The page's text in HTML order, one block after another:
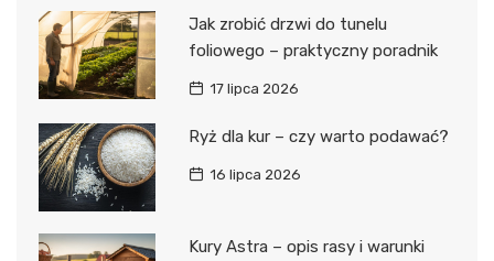
Jak zrobić drzwi do tunelu
foliowego – praktyczny poradnik
17 lipca 2026
Ryż dla kur – czy warto podawać?
16 lipca 2026
Kury Astra – opis rasy i warunki